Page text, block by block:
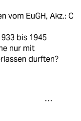
vom EuGH, Akz.: C
bis 1945
nur mit
durften?